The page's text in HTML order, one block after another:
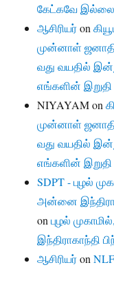
கேட்கவே
ஆசிரியர்on
முன்னாள்
வது வயதில்
எங்களின்
NIYAYAMon
முன்னாள்
வது வயதில்
எங்களின்
SDPT - புழல்
அன்னை
onபுழல்
இந்திராகாந்தி
ஆசிரியர்on